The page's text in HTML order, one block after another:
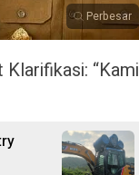
Perbesar
“Kami